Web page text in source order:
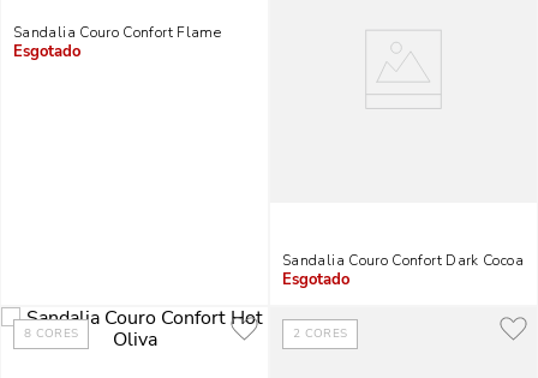
Sandalia Couro Confort Flame
Indisponível
Sandalia Couro Confort Dark Cocoa
Indisponível
8 CORES 2 CORES